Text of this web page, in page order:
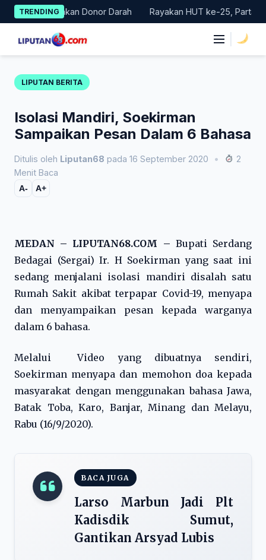
Skip
to
content
TRENDING
Gerakan Donor Darah Rayakan HUT ke-25, Partai
LIPUTAN BERITA
Isolasi Mandiri, Soekirman
Sampaikan Pesan Dalam 6 Bahasa
Ditulis oleh Liputan68 pada 16 September 2020 •
2
Menit Baca
A- A+
MEDAN – LIPUTAN68.COM – Bupati Serdang
Bedagai (Sergai) Ir. H Soekirman yang saat ini
sedang menjalani isolasi mandiri disalah satu
Rumah Sakit akibat terpapar Covid-19, menyapa
dan menyampaikan pesan kepada warganya
dalam 6 bahasa.
Melalui Video yang dibuatnya sendiri,
Soekirman menyapa dan memohon doa kepada
masyarakat dengan menggunakan bahasa Jawa,
Batak Toba, Karo, Banjar, Minang dan Melayu,
Rabu (16/9/2020).
BACA JUGA
Larso Marbun Jadi Plt
Kadisdik Sumut,
Gantikan Arsyad Lubis